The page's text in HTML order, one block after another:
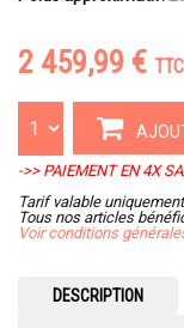
2 459,99 € TTC
->> PAIEMENT EN 4X
Tarif valable
Tous nos articles
Voir conditions
DESCRIPTION